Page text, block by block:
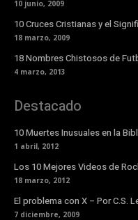
10 junio, 2009
10 Cruces Cristianas y el
18 marzo, 2009
18 Nombres Chistosos de
4 marzo, 2013
Destacado
10 Muertes Inusuales en la
1 abril, 2012
Los 10 Mejores Videos de
18 marzo, 2012
El problema con X – Por C.S.
7 diciembre, 2009